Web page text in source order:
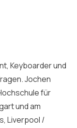
Keyboarder und
Jochen
für
und am
Liverpool /